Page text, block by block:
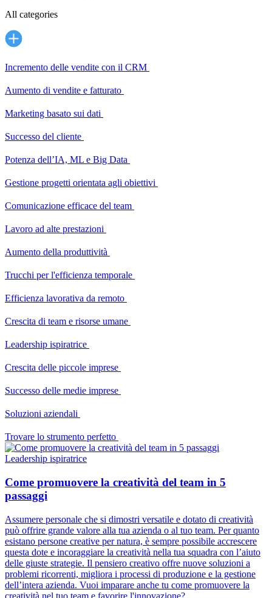
All categories
Incremento delle vendite con il CRM
Aumento di vendite e fatturato
Marketing basato sui dati
Successo del cliente
Potenza dell’IA, ML e Big Data
Gestione progetti orientata agli obiettivi
Comunicazione efficace del team
Lavoro ad alte prestazioni
Aumento della produttività
Trucchi per l'efficienza temporale
Efficienza lavorativa da remoto
Crescita di team e risorse umane
Leadership ispiratrice
Crescita delle piccole imprese
Successo delle medie imprese
Soluzioni aziendali
Trovare lo strumento perfetto
Leadership ispiratrice
Come promuovere la creatività del team in 5
passaggi
Assumere personale che si dimostri versatile e dotato di creatività
può offrire grande valore alla tua azienda o al tuo team. Per quanto
esistano persone creative per natura, è sempre possibile accrescere
questa dote e incoraggiare la creatività nella tua squadra con l’aiuto
delle giuste strategie. Il pensiero creativo offre nuove soluzioni a
problemi ricorrenti, migliora i processi di produzione e la gestione
dell’intera azienda. Vuoi imparare anche tu come promuovere la
creatività nel tuo team e favorire l'innovazione?